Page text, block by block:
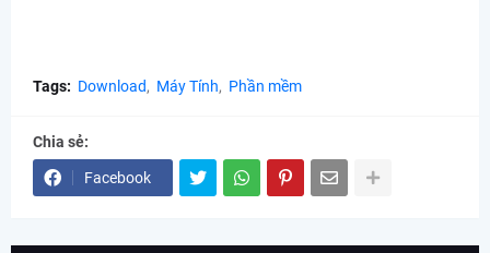
Tags: Download Máy Tính Phần mềm
Chia sẻ:
Facebook